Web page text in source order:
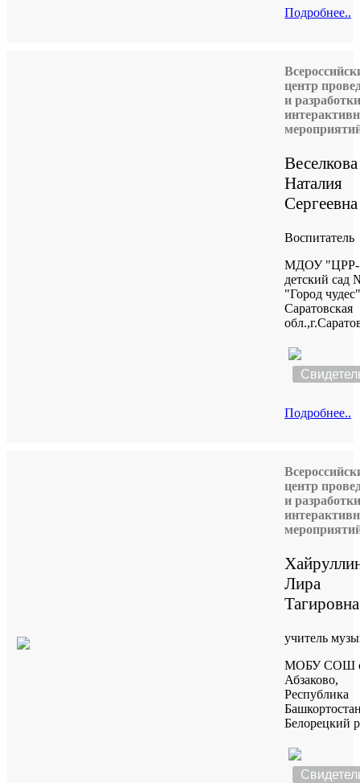
Подробнее..
центр
и разработки
Веселкова
Наталия
Сергеевна
Воспитатель
МДОУ "ЦРР-
детский сад
"Город
Саратовская
Подробнее..
центр
и разработки
Лира
Тагировна
учитель
МОБУ СОШ
Абзаково,
Республика
Белорецкий